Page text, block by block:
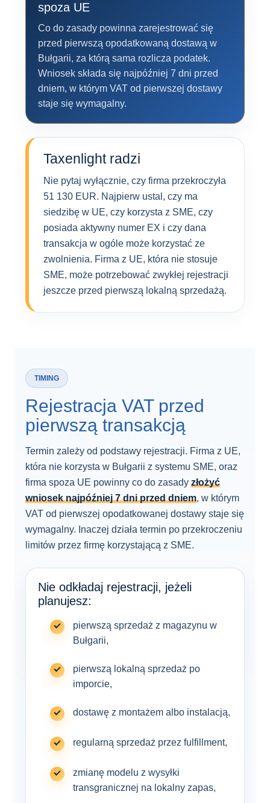
spoza UE
Co do zasady powinna zarejestrować się
przed pierwszą opodatkowaną dostawą w
Bułgarii, za którą sama rozlicza podatek.
Wniosek składa się najpóźniej 7 dni przed
dniem, w którym VAT od pierwszej dostawy
staje się wymagalny.
Taxenlight radzi
Nie pytaj wyłącznie, czy firma przekroczyła
51 130 EUR. Najpierw ustal, czy ma
siedzibę w UE, czy korzysta z SME, czy
posiada aktywny numer EX i czy dana
transakcja w ogóle może korzystać ze
zwolnienia. Firma z UE, która nie stosuje
SME, może potrzebować zwykłej rejestracji
jeszcze przed pierwszą lokalną sprzedażą.
TIMING
Rejestracja VAT przed
pierwszą transakcją
Termin zależy od podstawy rejestracji. Firma z UE,
która nie korzysta w Bułgarii z systemu SME, oraz
firma spoza UE powinny co do zasady złożyć
wniosek najpóźniej 7 dni przed dniem, w którym
VAT od pierwszej opodatkowanej dostawy staje się
wymagalny. Inaczej działa termin po przekroczeniu
limitów przez firmę korzystającą z SME.
Nie odkładaj rejestracji, jeżeli
planujesz:
pierwszą sprzedaż z magazynu w
Bułgarii,
pierwszą lokalną sprzedaż po
imporcie,
dostawę z montażem albo instalacją,
regularną sprzedaż przez fulfillment,
zmianę modelu z wysyłki
transgranicznej na lokalny zapas,